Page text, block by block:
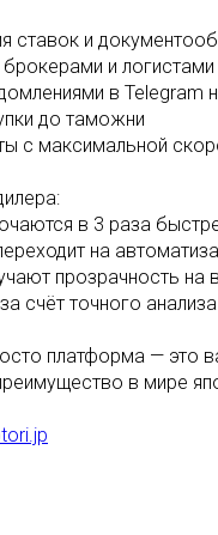
ставок и
и логистами
в Telegram
до таможни
с максимальной
в 3 раза
на
прозрачность на
счёт точного
платформа — это
в мире